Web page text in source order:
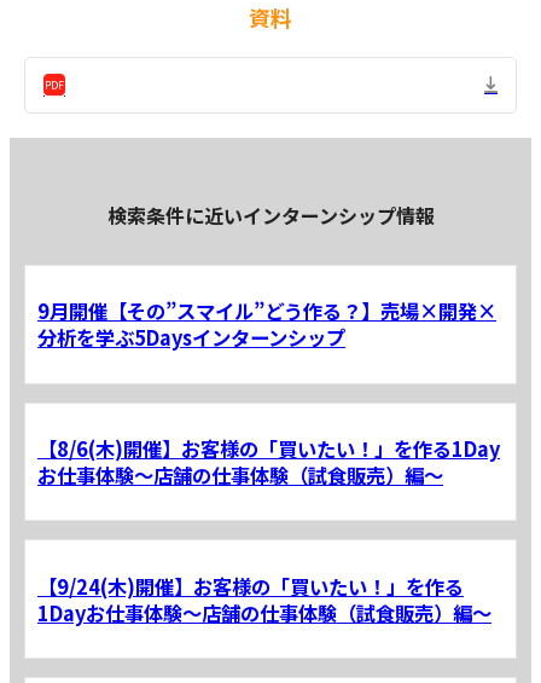
資料
検索条件に近いインターンシップ情報
9月開催【その”スマイル”どう作る？】売場×開発×
分析を学ぶ5Daysインターンシップ
【8/6(木)開催】お客様の「買いたい！」を作る1Day
お仕事体験～店舗の仕事体験（試食販売）編～
【9/24(木)開催】お客様の「買いたい！」を作る
1Dayお仕事体験～店舗の仕事体験（試食販売）編～